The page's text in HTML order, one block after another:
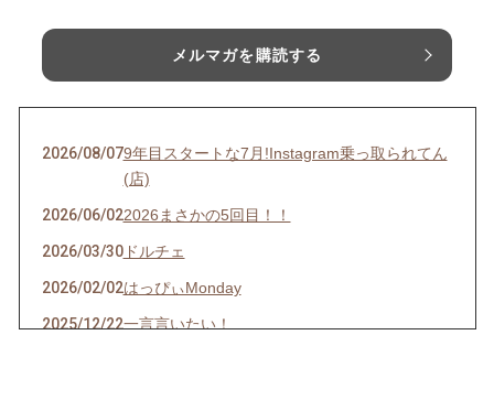
メルマガを購読する
2026/08/079年目スタートな7月!Instagram乗っ取られてん
(店)
2026/06/022026まさかの5回目！！
2026/03/30ドルチェ
2026/02/02はっぴぃMonday
2025/12/22一言言いたい！